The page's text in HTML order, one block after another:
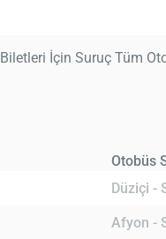
İçin Suruç Tüm
Otobüs
Düziçi -
Afyon -